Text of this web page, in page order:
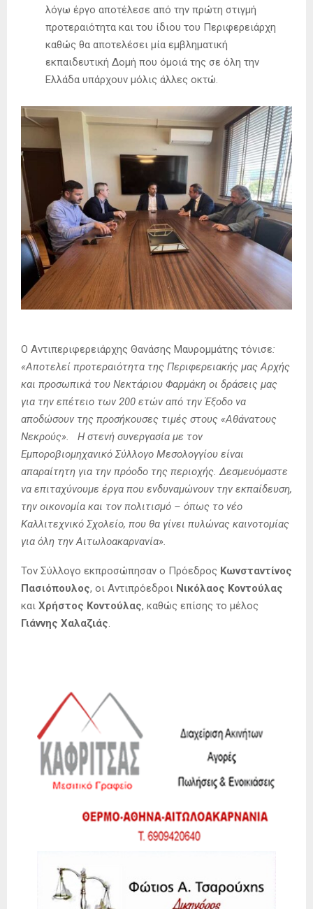
λόγω έργο αποτέλεσε από την πρώτη στιγμή
προτεραιότητα και του ίδιου του Περιφερειάρχη
καθώς θα αποτελέσει μία εμβληματική
εκπαιδευτική Δομή που όμοιά της σε όλη την
Ελλάδα υπάρχουν μόλις άλλες οκτώ.
Ο Αντιπεριφερειάρχης Θανάσης Μαυρομμάτης τόνισε:
«Αποτελεί προτεραιότητα της Περιφερειακής μας Αρχής
και προσωπικά του Νεκτάριου Φαρμάκη οι δράσεις μας
για την επέτειο των 200 ετών από την Έξοδο να
αποδώσουν της προσήκουσες τιμές στους «Αθάνατους
Νεκρούς». Η στενή συνεργασία με τον
Εμποροβιομηχανικό Σύλλογο Μεσολογγίου είναι
απαραίτητη για την πρόοδο της περιοχής. Δεσμευόμαστε
να επιταχύνουμε έργα που ενδυναμώνουν την εκπαίδευση,
την οικονομία και τον πολιτισμό – όπως το νέο
Καλλιτεχνικό Σχολείο, που θα γίνει πυλώνας καινοτομίας
για όλη την Αιτωλοακαρνανία».
Τον Σύλλογο εκπροσώπησαν ο Πρόεδρος Κωνσταντίνος
Πασιόπουλος, οι Αντιπρόεδροι Νικόλαος Κοντούλας
και Χρήστος Κοντούλας, καθώς επίσης το μέλος
Γιάννης Χαλαζιάς.